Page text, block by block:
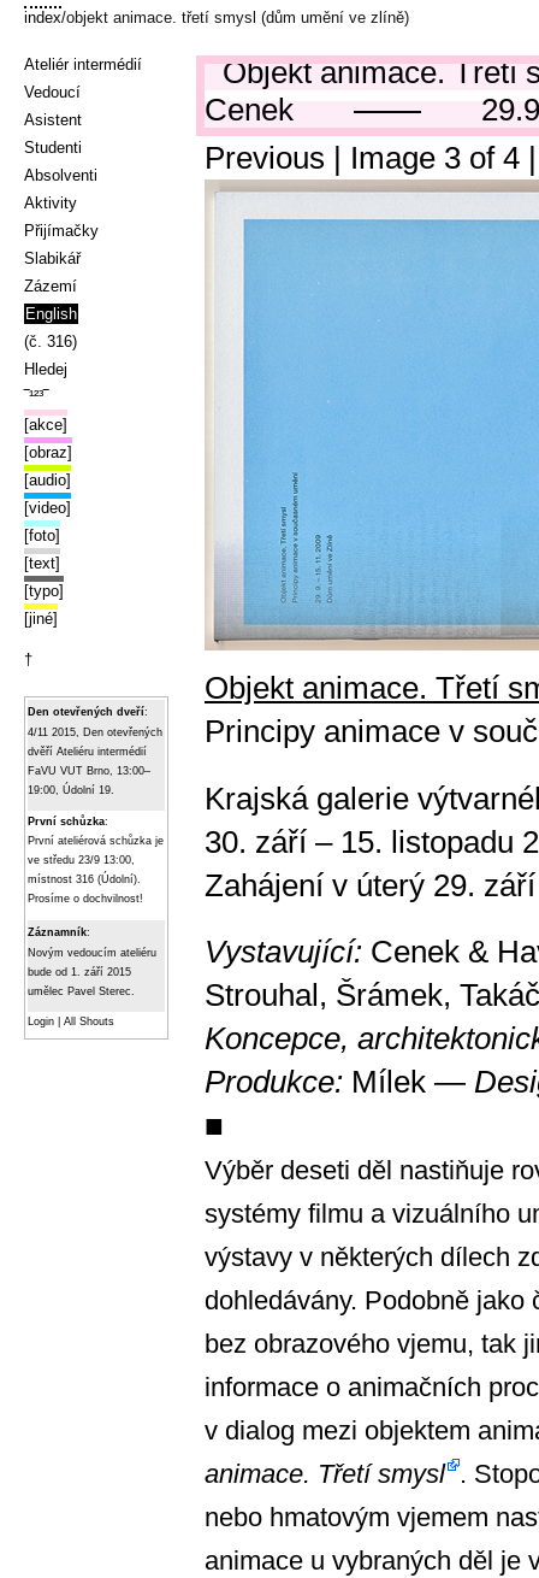
index/objekt animace. třetí smysl (dům umění ve zlíně)
Ateliér intermédií
Vedoucí
Asistent
Studenti
Absolventi
Aktivity
Přijímačky
Slabikář
Zázemí
English
(č. 316)
Hledej
‾¹²³‾
[akce]
[obraz]
[audio]
[video]
[foto]
[text]
[typo]
[jiné]
†
Den otevřených dveří:
4/11 2015, Den otevřených
dvěří Ateliéru intermédií
FaVU VUT Brno, 13:00–
19:00, Údolní 19.
První schůzka:
První ateliérová schůzka je
ve středu 23/9 13:00,
místnost 316 (Údolní).
Prosíme o dochvilnost!
Záznamník:
Novým vedoucím ateliéru
bude od 1. září 2015
umělec Pavel Sterec.
Login All Shouts
Objekt animace. Třetí
Cenek
Previous | Image 3 of 4
Objekt animace. Třetí
Principy animace v
Krajská galerie
30. září – 15. listopadu
Zahájení v úterý 29.
Vystavující: Cenek &
Strouhal, Šrámek,
Koncepce,
Produkce: Mílek —
■
Výběr deseti děl nastiňuje
systémy filmu a vizuálního
výstavy v některých dílech
dohledávány. Podobně
bez obrazového vjemu, tak
informace o animačních
v dialog mezi objektem
animace. Třetí smysl .
nebo hmatovým vjemem
animace u vybraných děl je